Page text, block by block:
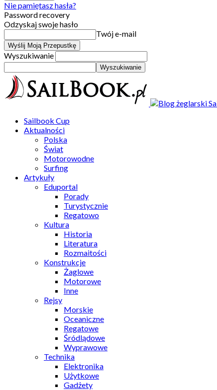
Nie pamiętasz hasła?
Password recovery
Odzyskaj swoje hasło
Twój e-mail
Wyszukiwanie
Sailbook Cup
Aktualności
Polska
Świat
Motorowodne
Surfing
Artykuły
Eduportal
Porady
Turystycznie
Regatowo
Kultura
Historia
Literatura
Rozmaitości
Konstrukcje
Żaglowe
Motorowe
Inne
Rejsy
Morskie
Oceaniczne
Regatowe
Śródlądowe
Wyprawowe
Technika
Elektronika
Użytkowe
Gadżety